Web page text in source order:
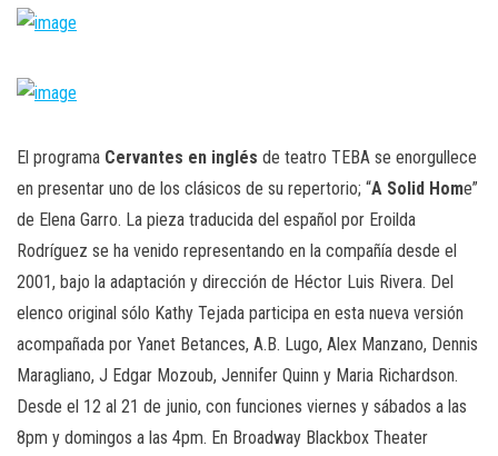
El programa Cervantes en inglés de teatro TEBA se enorgullece
en presentar uno de los clásicos de su repertorio; “A Solid Home”
de Elena Garro. La pieza traducida del español por Eroilda
Rodríguez se ha venido representando en la compañía desde el
2001, bajo la adaptación y dirección de Héctor Luis Rivera. Del
elenco original sólo Kathy Tejada participa en esta nueva versión
acompañada por Yanet Betances, A.B. Lugo, Alex Manzano, Dennis
Maragliano, J Edgar Mozoub, Jennifer Quinn y Maria Richardson.
Desde el 12 al 21 de junio, con funciones viernes y sábados a las
8pm y domingos a las 4pm. En Broadway Blackbox Theater